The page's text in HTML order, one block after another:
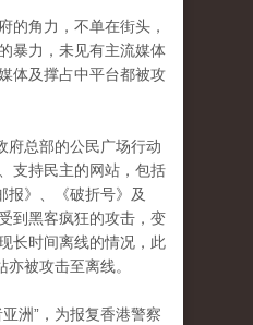
的角力，不单在街头，
暴力，未见有主流媒体
体及撑占中平台都被攻
府总部的公民广场行动
支持民主的网站，包括
报》、《破折号》及
到黑客疯狂的攻击，变
长时间离线的情况，此
亦被攻击至离线。
洲”，为报复香港警察